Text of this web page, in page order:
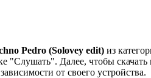
Pedro (Solovey edit) из
Далее, чтобы
от своего устройства.